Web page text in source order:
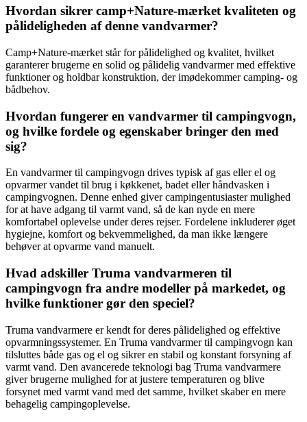
Hvordan sikrer camp+Nature-mærket kvaliteten og
pålideligheden af denne vandvarmer?
Camp+Nature-mærket står for pålidelighed og kvalitet, hvilket
garanterer brugerne en solid og pålidelig vandvarmer med effektive
funktioner og holdbar konstruktion, der imødekommer camping- og
bådbehov.
Hvordan fungerer en vandvarmer til campingvogn,
og hvilke fordele og egenskaber bringer den med
sig?
En vandvarmer til campingvogn drives typisk af gas eller el og
opvarmer vandet til brug i køkkenet, badet eller håndvasken i
campingvognen. Denne enhed giver campingentusiaster mulighed
for at have adgang til varmt vand, så de kan nyde en mere
komfortabel oplevelse under deres rejser. Fordelene inkluderer øget
hygiejne, komfort og bekvemmelighed, da man ikke længere
behøver at opvarme vand manuelt.
Hvad adskiller Truma vandvarmeren til
campingvogn fra andre modeller på markedet, og
hvilke funktioner gør den speciel?
Truma vandvarmere er kendt for deres pålidelighed og effektive
opvarmningssystemer. En Truma vandvarmer til campingvogn kan
tilsluttes både gas og el og sikrer en stabil og konstant forsyning af
varmt vand. Den avancerede teknologi bag Truma vandvarmere
giver brugerne mulighed for at justere temperaturen og blive
forsynet med varmt vand med det samme, hvilket skaber en mere
behagelig campingoplevelse.